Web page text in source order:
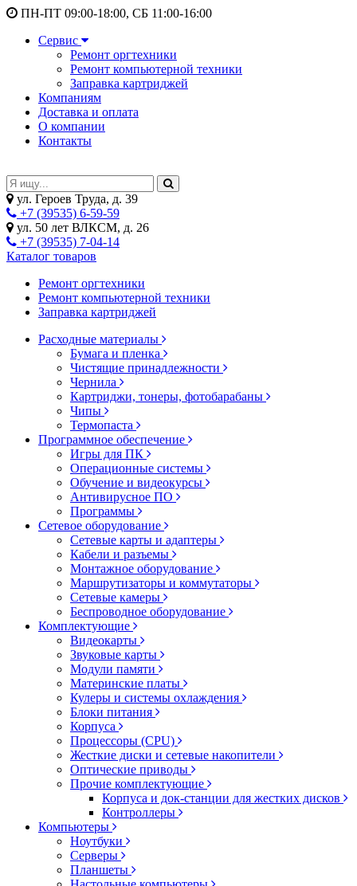
ПН-ПТ 09:00-18:00, СБ 11:00-16:00
Сервис
Ремонт оргтехники
Ремонт компьютерной техники
Заправка картриджей
Компаниям
Доставка и оплата
О компании
Контакты
ул. Героев Труда, д. 39
+7 (39535) 6-59-59
ул. 50 лет ВЛКСМ, д. 26
+7 (39535) 7-04-14
Каталог товаров
Ремонт оргтехники
Ремонт компьютерной техники
Заправка картриджей
Расходные материалы
Бумага и пленка
Чистящие принадлежности
Чернила
Картриджи, тонеры, фотобарабаны
Чипы
Термопаста
Программное обеспечение
Игры для ПК
Операционные системы
Обучение и видеокурсы
Антивирусное ПО
Программы
Сетевое оборудование
Сетевые карты и адаптеры
Кабели и разъемы
Монтажное оборудование
Маршрутизаторы и коммутаторы
Сетевые камеры
Беспроводное оборудование
Комплектующие
Видеокарты
Звуковые карты
Модули памяти
Материнские платы
Кулеры и системы охлаждения
Блоки питания
Корпуса
Процессоры (CPU)
Жесткие диски и сетевые накопители
Оптические приводы
Прочие комплектующие
Корпуса и док-станции для жестких дисков
Контроллеры
Компьютеры
Ноутбуки
Серверы
Планшеты